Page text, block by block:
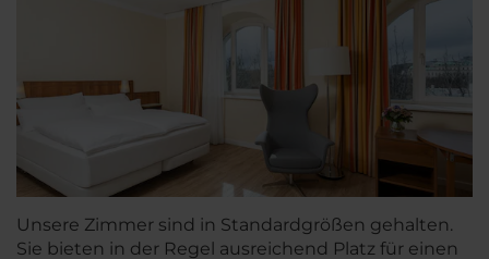
Unsere Zimmer sind in Standardgrößen gehalten.
Sie bieten in der Regel ausreichend Platz für einen